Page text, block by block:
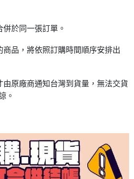
於同一張訂單。
品，將依照訂購時間順序安排出
原廠商通知台灣到貨量，無法交貨
。